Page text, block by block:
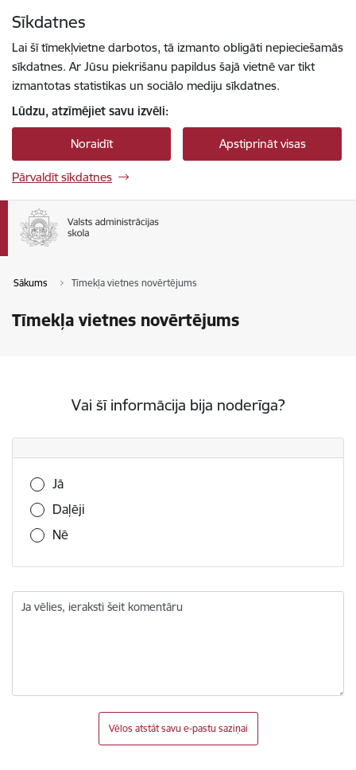
Sīkdatnes
Lai šī tīmekļvietne darbotos, tā izmanto obligāti nepieciešamās
sīkdatnes. Ar Jūsu piekrišanu papildus šajā vietnē var tikt
izmantotas statistikas un sociālo mediju sīkdatnes.
Lūdzu, atzīmējiet savu izvēli:
Noraidīt Apstiprināt visas
Pārvaldīt sīkdatnes
Sākums Tīmekļa vietnes novērtējums
Tīmekļa vietnes novērtējums
Vai šī informācija bija noderīga?
Vai šī informācija bija noderīga?
Jā
Daļēji
Nē
Ja vēlies, ieraksti šeit komentāru
Vēlos atstāt savu e-pastu saziņai